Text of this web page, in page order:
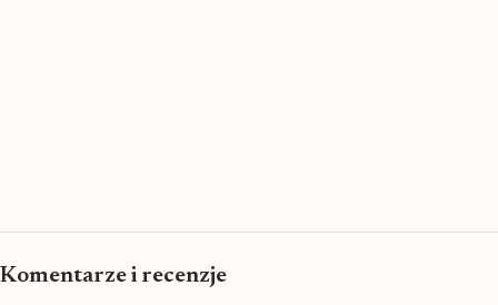
Komentarze i recenzje